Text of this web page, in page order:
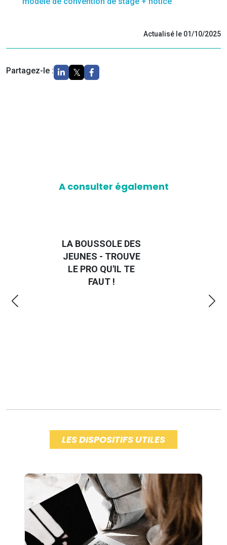
Actualisé le 01/10/2025
Partagez-le :
A consulter également
LA BOUSSOLE DES
JEUNES - TROUVE
LE PRO QU'IL TE
FAUT !
LES DISPOSITIFS UTILES